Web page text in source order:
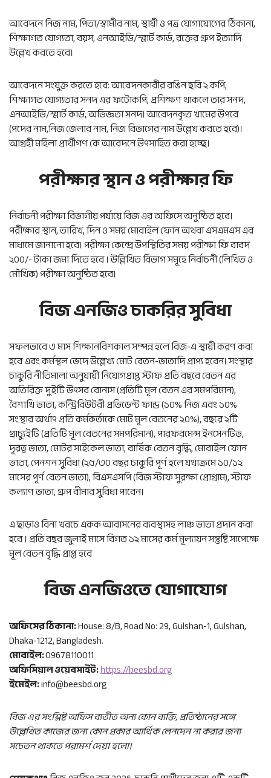
আবেদনে নিজ নাম, পিতা/স্বামীর নাম, স্থায়ী ও পত্র যোগাযোগের ঠিকানা,
শিক্ষাগত যোগ্যতা, বয়স, এনআইডি/স্মার্ট কার্ড, রক্তের গ্রুপ ইত্যাদি
উল্লেখ করতে হবে।
আবেদনে সংযুক্ত করতে হবে: আবেদনকারীর রঙিন ছবি ২ কপি,
শিক্ষাগত যোগ্যতার সনদ এর ফটোকপি, প্রশিক্ষণ থাকলে তার সনদ,
এনআইডি/স্মার্ট কার্ড, অভিজ্ঞতা সনদ। আবেদনকৃত খামের উপরে
(পদের নাম,নিজ জেলার নাম, নিজ বিভাগের নাম উল্লেখ করতে হবে)।
আগ্রহী মহিলা প্রার্থীগণ কে আবেদনে উৎসাহিত করা হচ্ছে।
পরীক্ষার স্থান ও পরীক্ষার ফি
নির্বাচনী পরীক্ষা বিভাগীয় পর্যায়ে বিজ এর অফিসে অনুষ্ঠিত হবে।
পরীক্ষার স্থান, তারিখ, দিন ও সময় মোবাইল ফোন অথবা এসএমএস এর
মাধ্যমে জানানো হবে। পরীক্ষা কেন্দ্রে উপস্থিতির সময় পরীক্ষা ফি বাবদ
২০০/- টাকা জমা দিতে হবে । উল্লিখিত বিভাগ সমূহে নির্বাচনী (লিখিত ও
মৌখিক) পরীক্ষা অনুষ্ঠিত হবে।
বিজ এনজিও চাকরির সুবিধা
সফলভাবে ৩ মাস শিক্ষানবিশকাল সম্পন্ন হলে বিজ-এ স্থায়ী করণ করা
হবে এবং কর্মস্থল ভেদে উল্লেখ্য মোট বেতন-ভাতাদি প্রাপ্য হবেন। সংস্থার
চাকুরি নীতিমালা অনুযায়ী নিয়োগপ্রাপ্ত স্টাফ প্রতি বছরে বেতন এর
অতিরিক্ত দুইটি উৎসব বোনাস (প্রতিটি মূল বেতন এর সমপরিমান),
বৈশাখি ভাতা, কন্ট্রিবিউটরী প্রভিডেন্ট ফান্ড (১০% নিজ এবং ১০%
সংস্থার অর্থাৎ প্রতি কর্মকর্তাকে মোট মূল বেতনের ২০%), বছরে ২টি
গ্রাচ্যুইটি (প্রতিটি মূল বেতনের সমপরিমান), পারফরমেন্স ইনসেনটিভ,
দূরত্ব ভাতা, মোটর সাইকেল ভাতা, বার্ষিক বেতন বৃদ্ধি, মোবাইল ফোন
ভাতা, পেনশন সুবিধা (২৫/৩০ বছর চাকুরি পূর্ণ হলে যথাক্রমে ১০/১২
মাসের পূর্ণ বেতন ভাতা), বিএসএসপি (বিজ স্টাফ সুরক্ষা প্রোগ্রাম), স্টাফ
কল্যাণ ভাতা, গ্রুপ বীমার সুবিধা পাবেন।
এ ছাড়াও বিনা খরচে একক আবাসনের ব্যবস্থাসহ লাঞ্চ ভাতা প্রদান করা
হবে । প্রতি বছর জুলাই মাসে বিগত ১২ মাসের কর্ম মূল্যায়ন সন্তুষ্টি সাপেক্ষে
মূল বেতন বৃদ্ধি প্রাপ্ত হবে
বিজ এনজিওতে যোগাযোগ
অফিসের ঠিকানা:House: 8/B, Road No: 29, Gulshan-1, Gulshan,
Dhaka-1212, Bangladesh.
মোবাইল:09678110011
অফিসিয়াল ওয়েবসাইট:https://beesbd.org
ইমেইল:info@beesbd.org
বিজ এর সংশ্লিষ্ট অফিস ব্যতীত অন্য কোন ব্যক্তি, প্রতিষ্ঠানের সঙ্গে
উল্লেখিত কাজের জন্য কোন প্রকার আর্থিক লেনদেন না করার জন্য
সচেতন থাকতে পরামর্শ দেয়া হলো।